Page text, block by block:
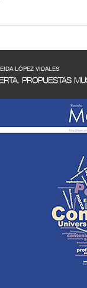
LÓPEZ VIDALES
PROPUESTAS